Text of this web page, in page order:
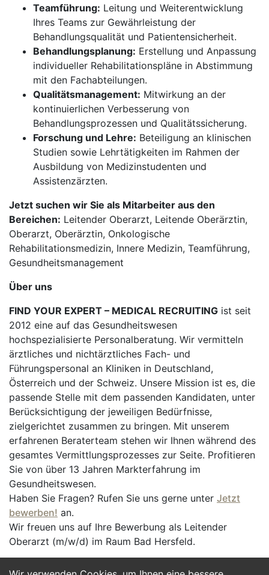
Teamführung: Leitung und Weiterentwicklung
Ihres Teams zur Gewährleistung der
Behandlungsqualität und Patientensicherheit.
Behandlungsplanung: Erstellung und Anpassung
individueller Rehabilitationspläne in Abstimmung
mit den Fachabteilungen.
Qualitätsmanagement: Mitwirkung an der
kontinuierlichen Verbesserung von
Behandlungsprozessen und Qualitätssicherung.
Forschung und Lehre: Beteiligung an klinischen
Studien sowie Lehrtätigkeiten im Rahmen der
Ausbildung von Medizinstudenten und
Assistenzärzten.
Jetzt suchen wir Sie als Mitarbeiter aus den
Bereichen: Leitender Oberarzt, Leitende Oberärztin,
Oberarzt, Oberärztin, Onkologische
Rehabilitationsmedizin, Innere Medizin, Teamführung,
Gesundheitsmanagement
Über uns
FIND YOUR EXPERT – MEDICAL RECRUITING ist seit
2012 eine auf das Gesundheitswesen
hochspezialisierte Personalberatung. Wir vermitteln
ärztliches und nichtärztliches Fach- und
Führungspersonal an Kliniken in Deutschland,
Österreich und der Schweiz. Unsere Mission ist es, die
passende Stelle mit dem passenden Kandidaten, unter
Berücksichtigung der jeweiligen Bedürfnisse,
zielgerichtet zusammen zu bringen. Mit unserem
erfahrenen Beraterteam stehen wir Ihnen während des
gesamtes Vermittlungsprozesses zur Seite. Profitieren
Sie von über 13 Jahren Markterfahrung im
Gesundheitswesen.
Haben Sie Fragen? Rufen Sie uns gerne unter Jetzt
bewerben! an.
Wir freuen uns auf Ihre Bewerbung als Leitender
Oberarzt (m/w/d) im Raum Bad Hersfeld.